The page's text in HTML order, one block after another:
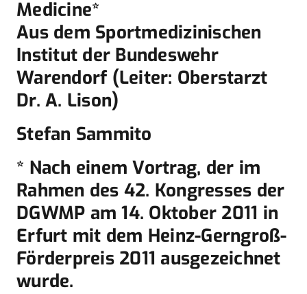
Medicine*
Aus dem Sportmedizinischen
Institut der Bundeswehr
Warendorf (Leiter: Oberstarzt
Dr. A. Lison)
Stefan Sammito
* Nach einem Vortrag, der im
Rahmen des 42. Kongresses der
DGWMP am 14. Oktober 2011 in
Erfurt mit dem Heinz-Gerngroß-
Förderpreis 2011 ausgezeichnet
wurde.